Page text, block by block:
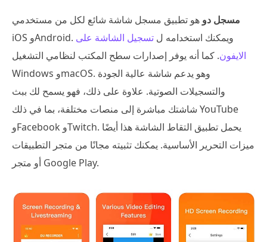
مسجل دو هو تطبيق مسجل شاشة شائع لكل من مستخدمي
iOS وAndroid. ويمكنك استخدامه ل تسجيل الشاشة على
الايفون. كما أنه يوفر إصدارات سطح المكتب لنظامي التشغيل
Windows وmacOS. وهو يدعم شاشة عالية الجودة
والتسجيلات الصوتية. علاوة على ذلك، فهو يسمح لك ببث
شاشتك مباشرة إلى منصات مختلفة، بما في ذلك YouTube
وFacebook وTwitch. يحمل تطبيق التقاط الشاشة هذا أيضًا
ميزات التحرير الأساسية. يمكنك تثبيته مجانًا من متجر التطبيقات
أو متجر Google Play.